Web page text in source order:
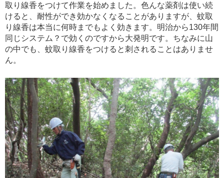
取り線香をつけて作業を始めました。色んな薬剤は使い続
けると、耐性ができ効かなくなることがありますが、蚊取
り線香は本当に何時までもよく効きます。明治から130年間
同じシステム？で効くのですから大発明です。ちなみに山
の中でも、蚊取り線香をつけると刺されることはありませ
ん。